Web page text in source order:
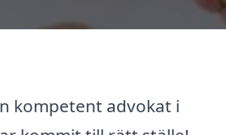
kompetent advokat i